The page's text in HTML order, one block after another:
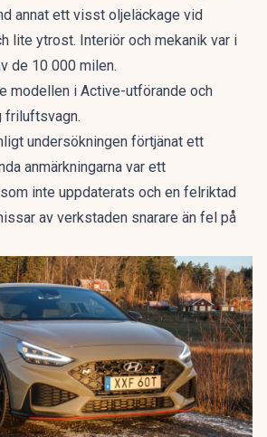
annat ett visst oljeläckage vid
lite ytrost. Interiör och mekanik var i
de 10 000 milen.
modellen i Active-utförande och
friluftsvagn.
undersökningen förtjänat ett
anmärkningarna var ett
inte uppdaterats och en felriktad
av verkstaden snarare än fel på